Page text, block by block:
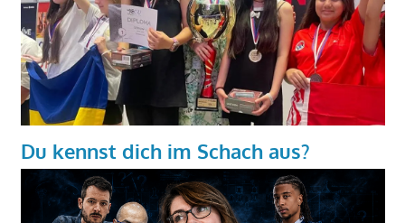
Du kennst dich im Schach aus?